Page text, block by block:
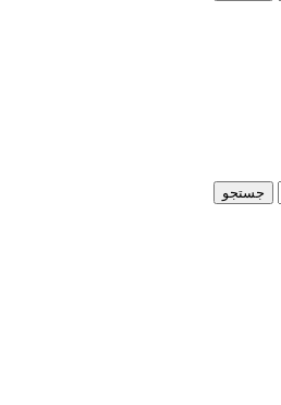
جستجو